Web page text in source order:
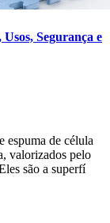
Segurança e
espuma de célula
valorizados pelo
são a superfí